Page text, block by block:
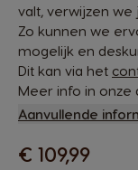
valt, verwijzen we
Zo kunnen we
mogelijk en
Dit kan via het
Meer info in onze
Aanvullende
€ 109,99